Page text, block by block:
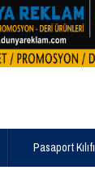
Pasaport Kılıfı